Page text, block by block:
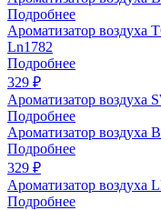
Подробнее
Ароматизатор
Ln1782
Подробнее
329 ₽
Ароматизатор воздуха
Подробнее
Ароматизатор
Подробнее
329 ₽
Ароматизатор воздуха
Подробнее